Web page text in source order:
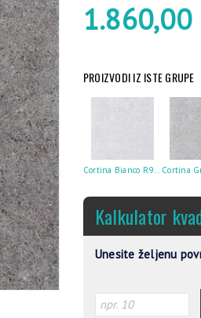
1.860,00
PROIZVODI IZ ISTE GRUPE
Cortina Bianco R9 60X60
Kalkulator
Unesite željenu